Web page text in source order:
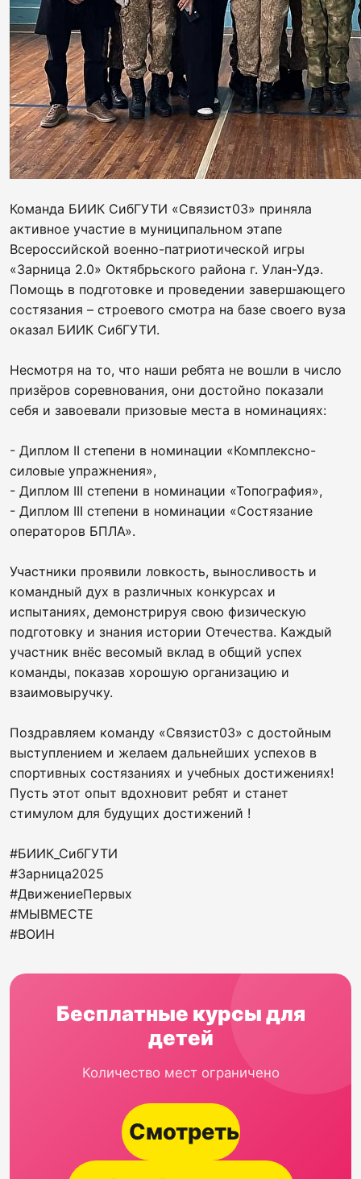
Команда БИИК СибГУТИ «Связист03» приняла
активное участие в муниципальном этапе
Всероссийской военно-патриотической игры
«Зарница 2.0» Октябрьского района г. Улан-Удэ.
Помощь в подготовке и проведении завершающего
состязания – строевого смотра на базе своего вуза
оказал БИИК СибГУТИ.
Несмотря на то, что наши ребята не вошли в число
призёров соревнования, они достойно показали
себя и завоевали призовые места в номинациях:
- Диплом II степени в номинации «Комплексно-
силовые упражнения»,
- Диплом III степени в номинации «Топография»,
- Диплом III степени в номинации «Состязание
операторов БПЛА».
Участники проявили ловкость, выносливость и
командный дух в различных конкурсах и
испытаниях, демонстрируя свою физическую
подготовку и знания истории Отечества. Каждый
участник внёс весомый вклад в общий успех
команды, показав хорошую организацию и
взаимовыручку.
Поздравляем команду «Связист03» с достойным
выступлением и желаем дальнейших успехов в
спортивных состязаниях и учебных достижениях!
Пусть этот опыт вдохновит ребят и станет
стимулом для будущих достижений !
#БИИК_СибГУТИ
#Зарница2025
#ДвижениеПервых
#МЫВМЕСТЕ
#ВОИН
Бесплатные курсы для
детей
Количество мест ограничено
Смотреть